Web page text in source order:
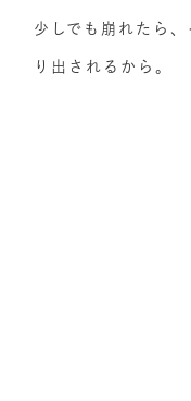
少しでも崩れたら
り出されるから。